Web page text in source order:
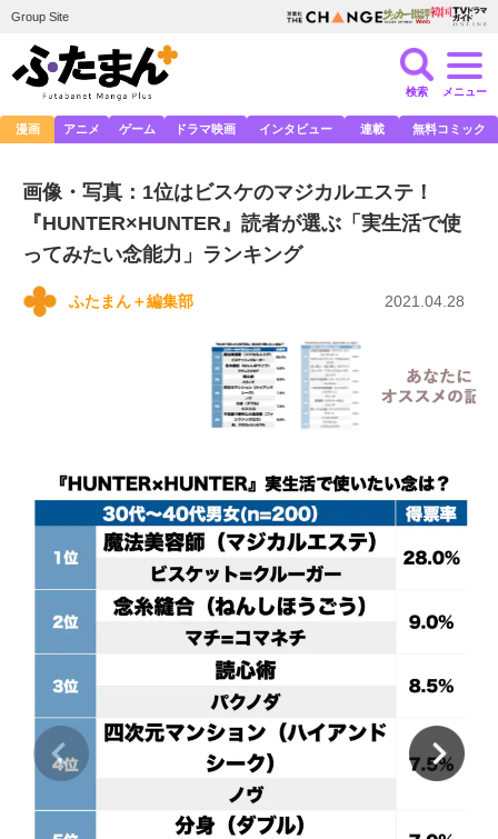
Group Site
検索 メニュー
漫画 アニメ ゲーム ドラマ映画 インタビュー 連載 無料コミック
画像・写真：1位はビスケのマジカルエステ！
『HUNTER×HUNTER』読者が選ぶ「実生活で使
ってみたい念能力」ランキング
ふたまん＋編集部 2021.04.28